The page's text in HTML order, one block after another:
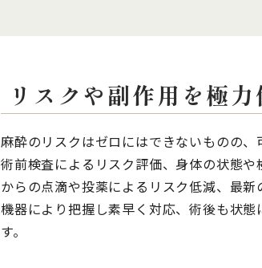
リスクや副作用を極
麻酔のリスクはゼロにはできないものの
術前検査によるリスク評価、身体の状態
からの点滴や投薬によるリスク低減、最
機器により把握し素早く対応、術後も状
す。